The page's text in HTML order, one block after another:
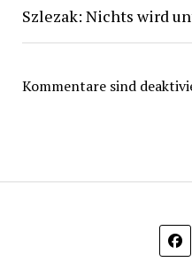
Szlezak: Nichts wird
Kommentare sind